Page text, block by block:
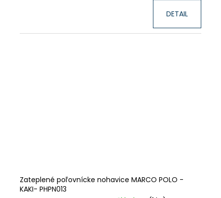
DETAIL
Zateplené poľovnícke nohavice MARCO POLO -
KAKI- PHPN013